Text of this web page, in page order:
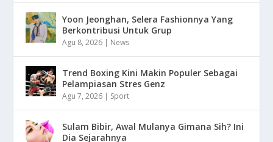
Yoon Jeonghan, Selera Fashionnya Yang
Berkontribusi Untuk Grup
Agu 8, 2026 | News
Trend Boxing Kini Makin Populer Sebagai
Pelampiasan Stres Genz
Agu 7, 2026 | Sport
Sulam Bibir, Awal Mulanya Gimana Sih? Ini
Dia Sejarahnya